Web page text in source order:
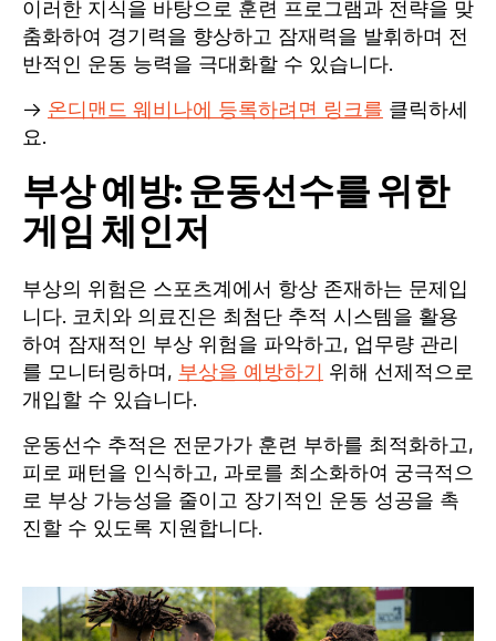
이러한 지식을 바탕으로 훈련 프로그램과 전략을 맞
춤화하여 경기력을 향상하고 잠재력을 발휘하며 전
반적인 운동 능력을 극대화할 수 있습니다.
→ 온디맨드 웨비나에 등록하려면 링크를 클릭하세
요.
부상 예방: 운동선수를 위한
게임 체인저
부상의 위험은 스포츠계에서 항상 존재하는 문제입
니다. 코치와 의료진은 최첨단 추적 시스템을 활용
하여 잠재적인 부상 위험을 파악하고, 업무량 관리
를 모니터링하며, 부상을 예방하기
위해 선제적으로
개입할 수 있습니다.
운동선수 추적은 전문가가 훈련 부하를 최적화하고,
피로 패턴을 인식하고, 과로를 최소화하여 궁극적으
로 부상 가능성을 줄이고 장기적인 운동 성공을 촉
진할 수 있도록 지원합니다.